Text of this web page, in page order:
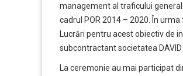
management al traficului
cadrul POR 2014 – 2020. În
Lucrări pentru acest obiectiv de
subcontractant societatea DAVID
La ceremonie au mai participat